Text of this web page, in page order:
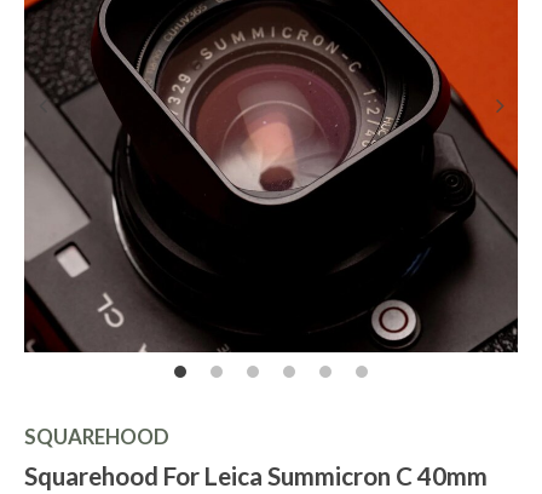
SQUAREHOOD
Squarehood For Leica Summicron C 40mm